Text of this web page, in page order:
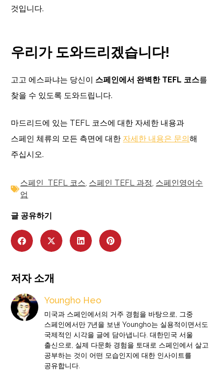
것입니다.
우리가 도와드리겠습니다!
고고 에스파냐는 당신이 스페인에서 완벽한 TEFL 코스를
찾을 수 있도록 도와드립니다.
마드리드에 있는 TEFL 코스에 대한 자세한 내용과
스페인 체류의 모든 측면에 대한 자세한 내용은 문의해
주십시오.
스페인 TEFL 코스, 스페인 TEFL 과정, 스페인영어수
업
글 공유하기
저자 소개
Youngho Heo
미국과 스페인에서의 거주 경험을 바탕으로, 그중
스페인에서만 7년을 보낸 Youngho는 실용적이면서도
국제적인 시각을 글에 담아냅니다. 대한민국 서울
출신으로, 실제 다문화 경험을 토대로 스페인에서 살고
공부하는 것이 어떤 모습인지에 대한 인사이트를
공유합니다.